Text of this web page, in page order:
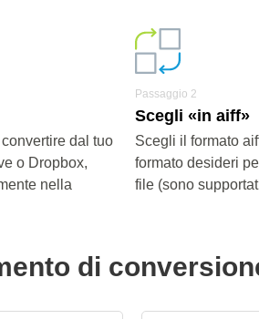
dal tuo
o Dropbox,
nella
Passaggio 2
Scegli «in aiff»
Scegli il formato
formato desideri
file (sono
di